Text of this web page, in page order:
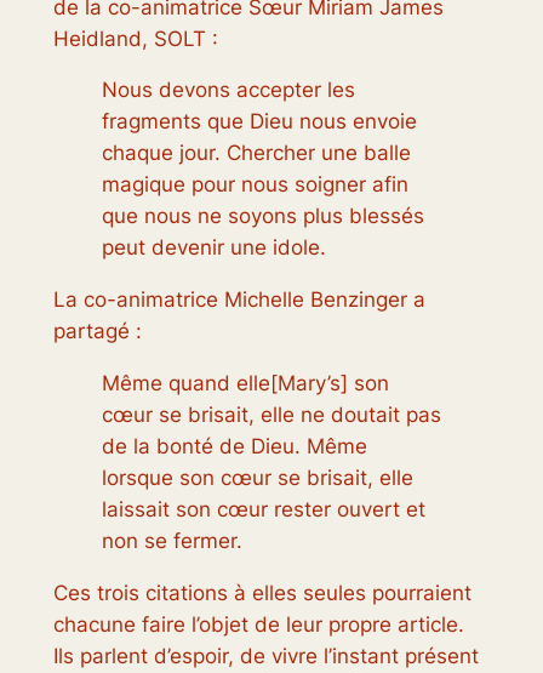
de la co-animatrice Sœur Miriam James
Heidland, SOLT :
Nous devons accepter les
fragments que Dieu nous envoie
chaque jour. Chercher une balle
magique pour nous soigner afin
que nous ne soyons plus blessés
peut devenir une idole.
La co-animatrice Michelle Benzinger a
partagé :
Même quand elle[Mary’s] son
cœur se brisait, elle ne doutait pas
de la bonté de Dieu. Même
lorsque son cœur se brisait, elle
laissait son cœur rester ouvert et
non se fermer.
Ces trois citations à elles seules pourraient
chacune faire l’objet de leur propre article.
Ils parlent d’espoir, de vivre l’instant présent